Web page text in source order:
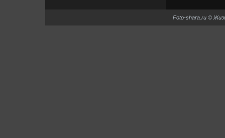
Foto-shara.ru ©